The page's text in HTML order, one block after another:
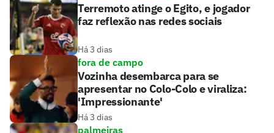
Terremoto atinge o Egito, e jogador
faz reflexão nas redes sociais
Há 3 dias
fora de campo
Vozinha desembarca para se
apresentar no Colo-Colo e viraliza:
'Impressionante'
Há 3 dias
palmeiras